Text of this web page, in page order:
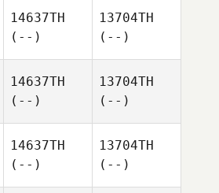
14637TH
(--)
13704TH
(--)
14637TH
(--)
13704TH
(--)
14637TH
(--)
13704TH
(--)